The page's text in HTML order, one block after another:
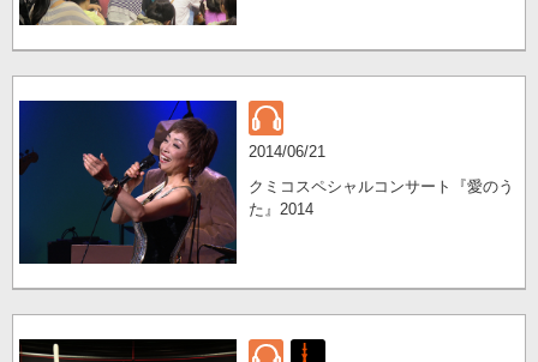
2014/06/21
クミコスペシャルコンサート『愛のう
た』2014